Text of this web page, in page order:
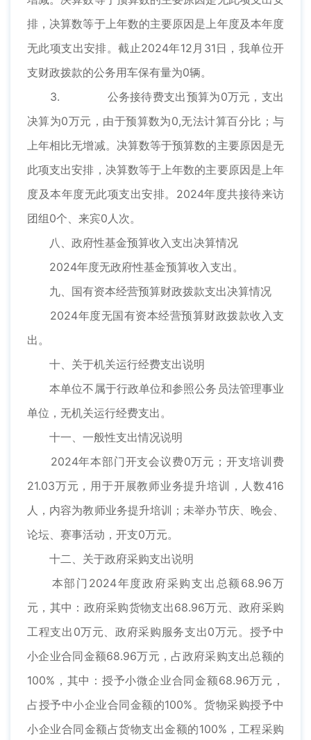
排，决算数等于上年数的主要原因是上年度及本年度
无此项支出安排。截止2024年12月31日，我单位开
支财政拨款的公务用车保有量为0辆。
3. 公务接待费支出预算为0万元，支出
决算为0万元，由于预算数为0,无法计算百分比；与
上年相比无增减。决算数等于预算数的主要原因是无
此项支出安排，决算数等于上年数的主要原因是上年
度及本年度无此项支出安排。2024年度共接待来访
团组0个、来宾0人次。
八、政府性基金预算收入支出决算情况
2024年度无政府性基金预算收入支出。
九、国有资本经营预算财政拨款支出决算情况
2024年度无国有资本经营预算财政拨款收入支
出。
十、关于机关运行经费支出说明
本单位不属于行政单位和参照公务员法管理事业
单位，无机关运行经费支出。
十一、一般性支出情况说明
2024年本部门开支会议费0万元；开支培训费
21.03万元，用于开展教师业务提升培训，人数416
人，内容为教师业务提升培训；未举办节庆、晚会、
论坛、赛事活动，开支0万元。
十二、关于政府采购支出说明
本部门2024年度政府采购支出总额68.96万
元，其中：政府采购货物支出68.96万元、政府采购
工程支出0万元、政府采购服务支出0万元。授予中
小企业合同金额68.96万元，占政府采购支出总额的
100%，其中：授予小微企业合同金额68.96万元，
占授予中小企业合同金额的100%。货物采购授予中
小企业合同金额占货物支出金额的100%，工程采购